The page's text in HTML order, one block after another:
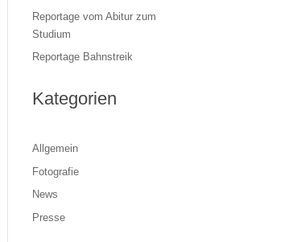
Reportage vom Abitur zum
Studium
Reportage Bahnstreik
Kategorien
Allgemein
Fotografie
News
Presse